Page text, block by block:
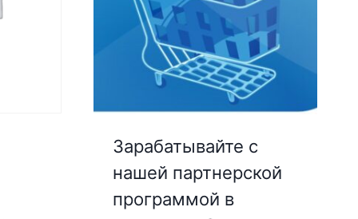
Зарабатывайте с
нашей партнерской
программой в